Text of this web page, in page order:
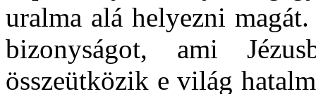
uralma alá helyezni
bizonyságot, ami
összeütközik e világ